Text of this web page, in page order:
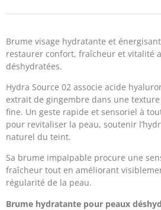
Brume visage hydratante et
restaurer confort, fraîcheur et vitalité
déshydratées.
Hydra Source 02 associe acide
extrait de gingembre dans une
fine. Un geste rapide et sensoriel à
pour revitaliser la peau, soutenir
naturel du teint.
Sa brume impalpable procure une
fraîcheur tout en améliorant
régularité de la peau.
Brume hydratante pour peaux